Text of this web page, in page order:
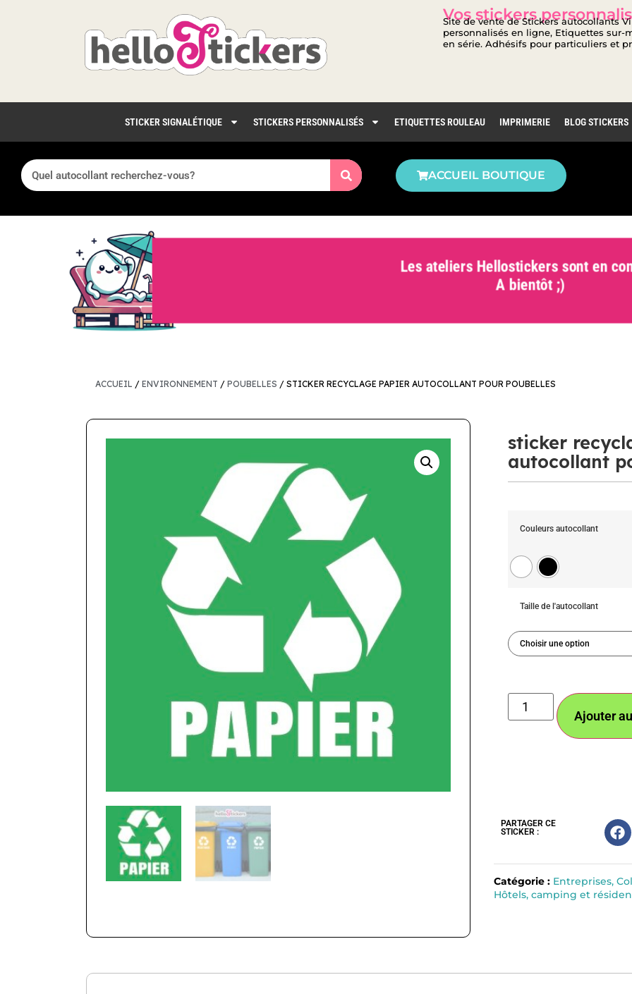
Vos stickers
Site de vente de Stickers autocollants
personnalisés en ligne, Etiquettes sur-
en série. Adhésifs pour particuliers et
STICKER SIGNALÉTIQUE STICKERS PERSONNALISÉS ETIQUETTES ROULEAU IMPRIMERIE BLOG STICKERS
ACCUEIL BOUTIQUE
Les ateliers Hellostickers sont en
A bientôt ;)
ACCUEIL /ENVIRONNEMENT /POUBELLES / STICKER RECYCLAGE PAPIER AUTOCOLLANT POUR POUBELLES
sticker
autocollant
Couleurs autocollant
Taille de l'autocollant
Ajouter
PARTAGER CE
STICKER :
Catégorie : Entreprises,
Hôtels, camping et